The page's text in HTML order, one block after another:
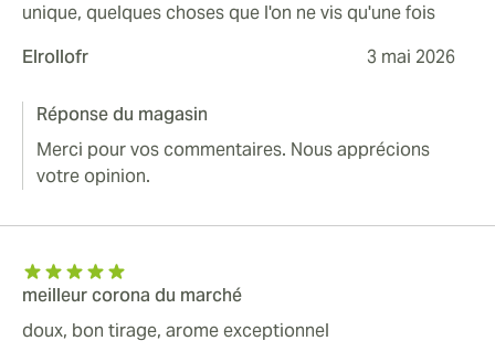
unique, quelques choses que l'on ne vis qu'une fois
Elrollofr
3 mai 2026
Réponse du magasin
Merci pour vos commentaires. Nous apprécions
votre opinion.
meilleur corona du marché
doux, bon tirage, arome exceptionnel